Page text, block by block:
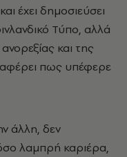
έχει δημοσιεύσει
Τύπο, αλλά
και της
πως υπέφερε
άλλη, δεν
λαμπρή καριέρα,